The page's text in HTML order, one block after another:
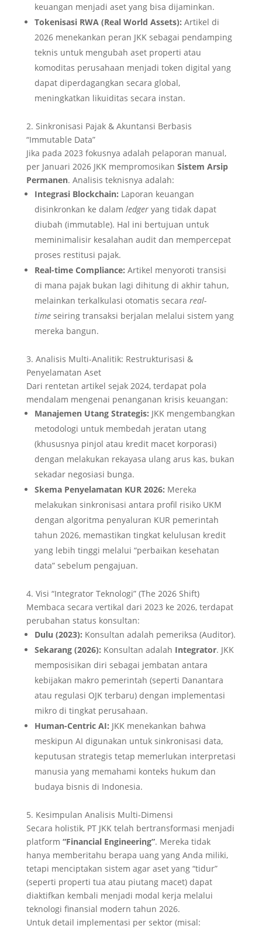
keuangan menjadi aset yang bisa dijaminkan.
Tokenisasi RWA (Real World Assets): Artikel di
2026 menekankan peran JKK sebagai pendamping
teknis untuk mengubah aset properti atau
komoditas perusahaan menjadi token digital yang
dapat diperdagangkan secara global,
meningkatkan likuiditas secara instan.
2. Sinkronisasi Pajak & Akuntansi Berbasis
“Immutable Data”
Jika pada 2023 fokusnya adalah pelaporan manual,
per Januari 2026 JKK mempromosikan Sistem Arsip
Permanen. Analisis teknisnya adalah:
Integrasi Blockchain: Laporan keuangan
disinkronkan ke dalam ledgeryang tidak dapat
diubah (immutable). Hal ini bertujuan untuk
meminimalisir kesalahan audit dan mempercepat
proses restitusi pajak.
Real-time Compliance: Artikel menyoroti transisi
di mana pajak bukan lagi dihitung di akhir tahun,
melainkan terkalkulasi otomatis secara real-
timeseiring transaksi berjalan melalui sistem yang
mereka bangun.
3. Analisis Multi-Analitik: Restrukturisasi &
Penyelamatan Aset
Dari rentetan artikel sejak 2024, terdapat pola
mendalam mengenai penanganan krisis keuangan:
Manajemen Utang Strategis: JKK mengembangkan
metodologi untuk membedah jeratan utang
(khususnya pinjol atau kredit macet korporasi)
dengan melakukan rekayasa ulang arus kas, bukan
sekadar negosiasi bunga.
Skema Penyelamatan KUR 2026: Mereka
melakukan sinkronisasi antara profil risiko UKM
dengan algoritma penyaluran KUR pemerintah
tahun 2026, memastikan tingkat kelulusan kredit
yang lebih tinggi melalui “perbaikan kesehatan
data” sebelum pengajuan.
4. Visi “Integrator Teknologi” (The 2026 Shift)
Membaca secara vertikal dari 2023 ke 2026, terdapat
perubahan status konsultan:
Dulu (2023): Konsultan adalah pemeriksa (Auditor).
Sekarang (2026): Konsultan adalah Integrator. JKK
memposisikan diri sebagai jembatan antara
kebijakan makro pemerintah (seperti Danantara
atau regulasi OJK terbaru) dengan implementasi
mikro di tingkat perusahaan.
Human-Centric AI: JKK menekankan bahwa
meskipun AI digunakan untuk sinkronisasi data,
keputusan strategis tetap memerlukan interpretasi
manusia yang memahami konteks hukum dan
budaya bisnis di Indonesia.
5. Kesimpulan Analisis Multi-Dimensi
Secara holistik, PT JKK telah bertransformasi menjadi
platform “Financial Engineering”. Mereka tidak
hanya memberitahu berapa uang yang Anda miliki,
tetapi menciptakan sistem agar aset yang “tidur”
(seperti properti tua atau piutang macet) dapat
diaktifkan kembali menjadi modal kerja melalui
teknologi finansial modern tahun 2026.
Untuk detail implementasi per sektor (misal: